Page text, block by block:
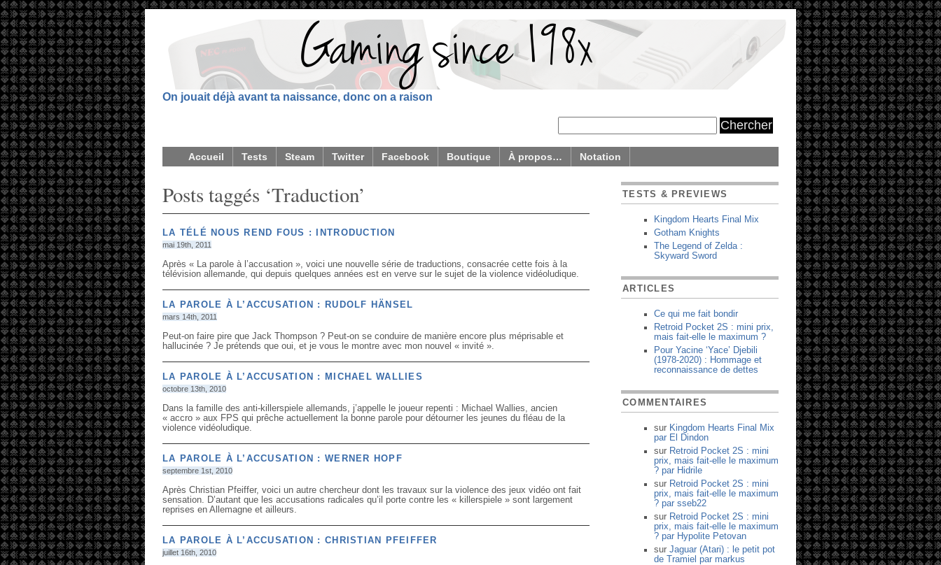
On jouait déjà avant ta naissance, donc on a raison
Accueil Tests Steam Twitter Facebook Boutique À propos… Notation
Posts taggés ‘Traduction’
LA TÉLÉ NOUS REND FOUS : INTRODUCTION
mai 19th, 2011
Après « La parole à l’accusation », voici une nouvelle série de traductions, consacrée cette fois à la
télévision allemande, qui depuis quelques années est en verve sur le sujet de la violence vidéoludique.
LA PAROLE À L’ACCUSATION : RUDOLF HÄNSEL
mars 14th, 2011
Peut-on faire pire que Jack Thompson ? Peut-on se conduire de manière encore plus méprisable et
hallucinée ? Je prétends que oui, et je vous le montre avec mon nouvel « invité ».
LA PAROLE À L’ACCUSATION : MICHAEL WALLIES
octobre 13th, 2010
Dans la famille des anti-killerspiele allemands, j’appelle le joueur repenti : Michael Wallies, ancien
« accro » aux FPS qui prêche actuellement la bonne parole pour détourner les jeunes du fléau de la
violence vidéoludique.
LA PAROLE À L’ACCUSATION : WERNER HOPF
septembre 1st, 2010
Après Christian Pfeiffer, voici un autre chercheur dont les travaux sur la violence des jeux vidéo ont fait
sensation. D’autant que les accusations radicales qu’il porte contre les « killerspiele » sont largement
reprises en Allemagne et ailleurs.
LA PAROLE À L’ACCUSATION : CHRISTIAN PFEIFFER
juillet 16th, 2010
TESTS & PREVIEWS
Kingdom Hearts Final Mix
Gotham Knights
The Legend of Zelda :
Skyward Sword
ARTICLES
Ce qui me fait bondir
Retroid Pocket 2S : mini prix,
mais fait-elle le maximum ?
Pour Yacine ‘Yace’ Djebili
(1978-2020) : Hommage et
reconnaissance de dettes
COMMENTAIRES
sur Kingdom Hearts Final Mix
par El Dindon
sur Retroid Pocket 2S : mini
prix, mais fait-elle le maximum
? par Hidrile
sur Retroid Pocket 2S : mini
prix, mais fait-elle le maximum
? par sseb22
sur Retroid Pocket 2S : mini
prix, mais fait-elle le maximum
? par Hypolite Petovan
sur Jaguar (Atari) : le petit pot
de Tramiel par markus